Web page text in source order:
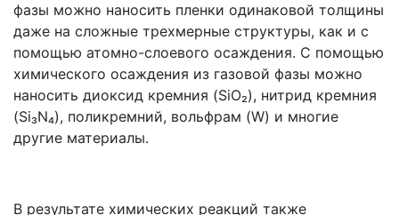
фазы можно наносить пленки одинаковой толщины
даже на сложные трехмерные структуры, как и с
помощью атомно-слоевого осаждения. С помощью
химического осаждения из газовой фазы можно
наносить диоксид кремния (SiO₂), нитрид кремния
(Si₃N₄), поликремний, вольфрам (W) и многие
другие материалы.
В результате химических реакций также